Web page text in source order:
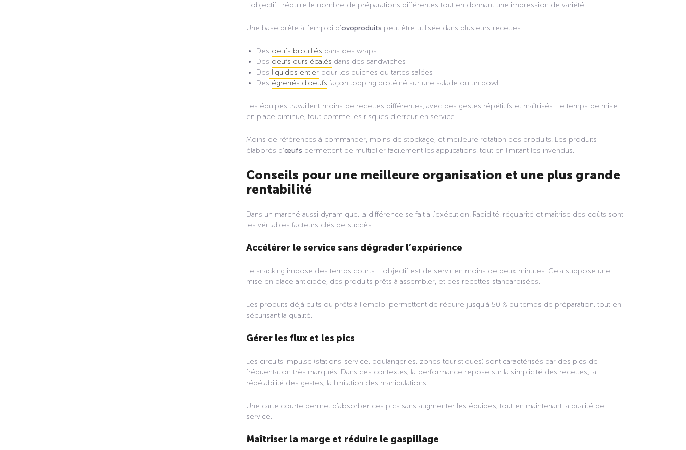
L’objectif : réduire le nombre de préparations différentes tout en donnant une impression de variété.
Une base prête à l’emploi d’ovoproduits peut être utilisée dans plusieurs recettes :
Des oeufs brouillés dans des wraps
Des oeufs durs écalés dans des sandwiches
Des liquides entier pour les quiches ou tartes salées
Des égrenés d’oeufs façon topping protéiné sur une salade ou un bowl
Les équipes travaillent moins de recettes différentes, avec des gestes répétitifs et maîtrisés. Le temps de mise
en place diminue, tout comme les risques d’erreur en service.
Moins de références à commander, moins de stockage, et meilleure rotation des produits. Les produits
élaborés d’œufs permettent de multiplier facilement les applications, tout en limitant les invendus.
Conseils pour une meilleure organisation et une plus grande
rentabilité
Dans un marché aussi dynamique, la différence se fait à l’exécution. Rapidité, régularité et maîtrise des coûts sont
les véritables facteurs clés de succès.
Accélérer le service sans dégrader l’expérience
Le snacking impose des temps courts. L’objectif est de servir en moins de deux minutes. Cela suppose une
mise en place anticipée, des produits prêts à assembler, et des recettes standardisées.
Les produits déjà cuits ou prêts à l’emploi permettent de réduire jusqu’à 50 % du temps de préparation, tout en
sécurisant la qualité.
Gérer les flux et les pics
Les circuits impulse (stations-service, boulangeries, zones touristiques) sont caractérisés par des pics de
fréquentation très marqués. Dans ces contextes, la performance repose sur la simplicité des recettes, la
répétabilité des gestes, la limitation des manipulations.
Une carte courte permet d’absorber ces pics sans augmenter les équipes, tout en maintenant la qualité de
service.
Maîtriser la marge et réduire le gaspillage